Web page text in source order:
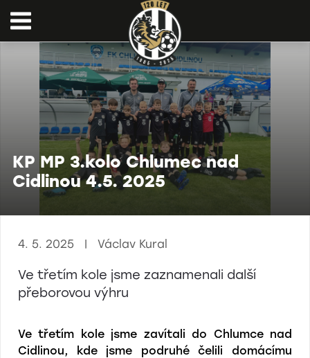
KP MP 3.kolo Chlumec nad
Cidlinou 4.5. 2025
4. 5. 2025 | Václav Kural
Ve třetím kole jsme zaznamenali další
přeborovou výhru
Ve třetím kole jsme zavítali do Chlumce nad
Cidlinou, kde jsme podruhé čelili domácímu